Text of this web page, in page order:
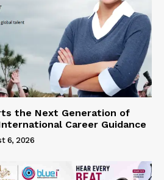
the Next Generation of
Career Guidance
6, 2026